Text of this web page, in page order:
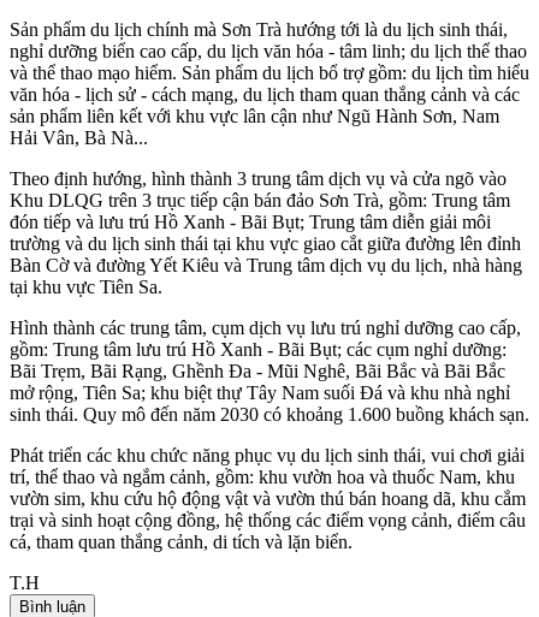
Sản phẩm du lịch chính mà Sơn Trà hướng tới là du lịch sinh thái,
nghỉ dưỡng biển cao cấp, du lịch văn hóa - tâm linh; du lịch thể thao
và thể thao mạo hiểm. Sản phẩm du lịch bổ trợ gồm: du lịch tìm hiểu
văn hóa - lịch sử - cách mạng, du lịch tham quan thắng cảnh và các
sản phẩm liên kết với khu vực lân cận như Ngũ Hành Sơn, Nam
Hải Vân, Bà Nà...
Theo định hướng, hình thành 3 trung tâm dịch vụ và cửa ngõ vào
Khu DLQG trên 3 trục tiếp cận bán đảo Sơn Trà, gồm: Trung tâm
đón tiếp và lưu trú Hồ Xanh - Bãi Bụt; Trung tâm diễn giải môi
trường và du lịch sinh thái tại khu vực giao cắt giữa đường lên đỉnh
Bàn Cờ và đường Yết Kiêu và Trung tâm dịch vụ du lịch, nhà hàng
tại khu vực Tiên Sa.
Hình thành các trung tâm, cụm dịch vụ lưu trú nghỉ dưỡng cao cấp,
gồm: Trung tâm lưu trú Hồ Xanh - Bãi Bụt; các cụm nghỉ dưỡng:
Bãi Trẹm, Bãi Rạng, Ghềnh Đa - Mũi Nghê, Bãi Bắc và Bãi Bắc
mở rộng, Tiên Sa; khu biệt thự Tây Nam suối Đá và khu nhà nghỉ
sinh thái. Quy mô đến năm 2030 có khoảng 1.600 buồng khách sạn.
Phát triển các khu chức năng phục vụ du lịch sinh thái, vui chơi giải
trí, thể thao và ngắm cảnh, gồm: khu vườn hoa và thuốc Nam, khu
vườn sim, khu cứu hộ động vật và vườn thú bán hoang dã, khu cắm
trại và sinh hoạt cộng đồng, hệ thống các điểm vọng cảnh, điểm câu
cá, tham quan thắng cảnh, di tích và lặn biển.
T.H
Bình luận